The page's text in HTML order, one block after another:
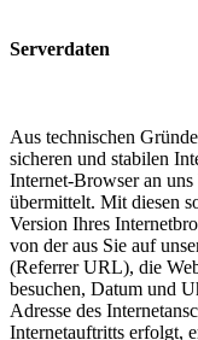
Serverdaten
Aus technischen
sicheren und stabilen
Internet-Browser an
übermittelt. Mit diesen
Version Ihres
von der aus Sie auf
(Referrer URL), die
besuchen, Datum und
Adresse des
Internetauftritts erfolgt,